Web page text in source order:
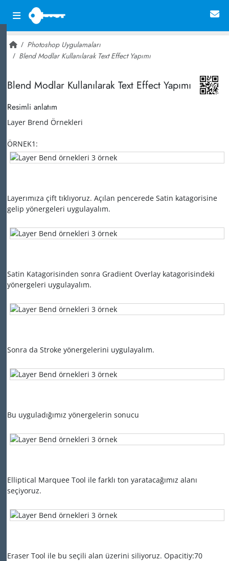
Photoshop Uygulamaları
Blend Modlar Kullanılarak Text Effect Yapımı
Blend Modlar Kullanılarak Text Effect Yapımı
Resimli anlatım
Layer Brend Örnekleri
ÖRNEK1:
Layerımıza çift tıklıyoruz. Açılan pencerede Satin katagorisine
gelip yönergeleri uygulayalım.
Satin Katagorisinden sonra Gradient Overlay katagorisindeki
yönergeleri uygulayalım.
Sonra da Stroke yönergelerini uygulayalım.
Bu uyguladığımız yönergelerin sonucu
Elliptical Marquee Tool ile farklı ton yaratacağımız alanı
seçiyoruz.
Eraser Tool ile bu seçili alan üzerini siliyoruz. Opacitiy:70